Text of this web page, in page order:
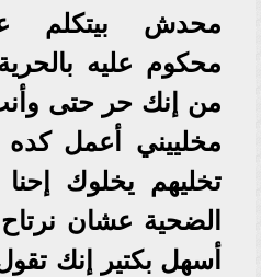
محدش بيتكلم
محكوم عليه
من إنك حر حتى
مخلييني أعمل
تخليهم يخلوك
الضحية عشان نرتاح
أسهل بكتير إنك